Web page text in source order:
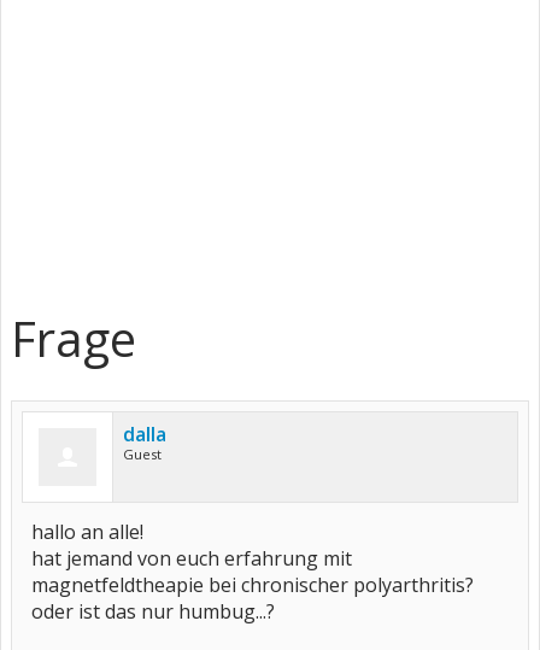
Frage
dalla
Guest
hallo an alle!
hat jemand von euch erfahrung mit
magnetfeldtheapie bei chronischer polyarthritis?
oder ist das nur humbug...?